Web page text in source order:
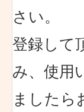
さい。
登録して
み、使用
ましたら